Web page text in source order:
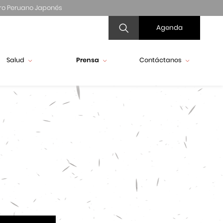
Peruano Japonés
Agenda
Salud Prensa Contáctanos